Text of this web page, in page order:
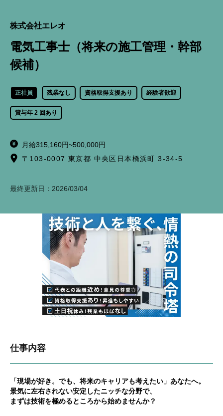
株式会社エレオ
電気工事士（将来の施工管理・幹部
候補）
正社員 残業なし 資格取得支援あり 経験者歓迎
賞与年 2 回あり
月給315,160円~500,000円
〒103-0007 東京都 中央区日本橋浜町 3-34-5
最終更新日： 2026/03/04
仕事内容
「現場が好き。でも、将来のキャリアも考えたい」あなたへ。
景気に左右されない安定したニッチな分野で、
まずは技術を極めるところから始めませんか？